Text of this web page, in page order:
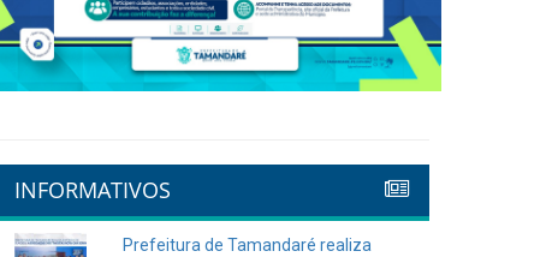
INFORMATIVOS
Prefeitura de Tamandaré realiza